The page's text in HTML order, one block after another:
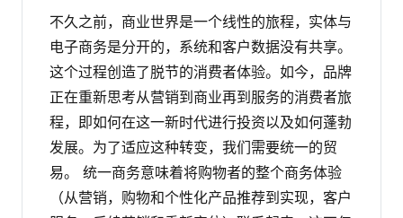
不久之前，商业世界是一个线性的旅程，实体与
电子商务是分开的，系统和客户数据没有共享。
这个过程创造了脱节的消费者体验。如今，品牌
正在重新思考从营销到商业再到服务的消费者旅
程，即如何在这一新时代进行投资以及如何蓬勃
发展。为了适应这种转变，我们需要统一的贸
易。
统一商务意味着将购物者的整个商务体验
（从营销，购物和个性化产品推荐到实现，客户